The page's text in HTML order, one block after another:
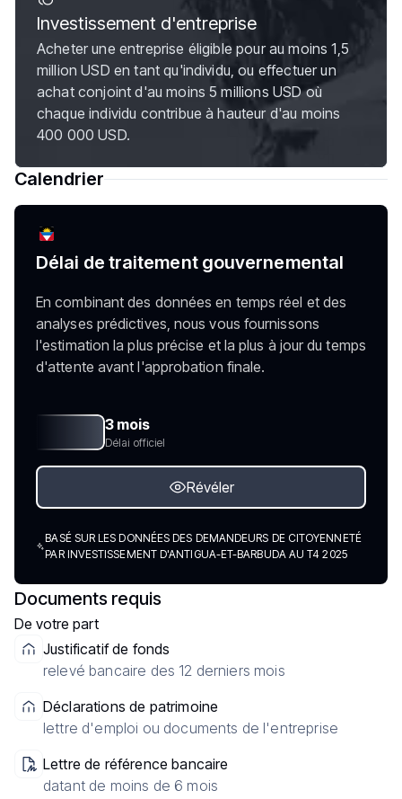
Investissement d'entreprise
Acheter une entreprise éligible pour au moins 1,5
million USD en tant qu'individu, ou effectuer un
achat conjoint d'au moins 5 millions USD où
chaque individu contribue à hauteur d'au moins
400 000 USD.
Calendrier
Délai de traitement gouvernemental
En combinant des données en temps réel et des
analyses prédictives, nous vous fournissons
l'estimation la plus précise et la plus à jour du temps
d'attente avant l'approbation finale.
3 mois
Délai officiel
Révéler
BASÉ SUR LES DONNÉES DES DEMANDEURS DE CITOYENNETÉ
PAR INVESTISSEMENT D'ANTIGUA-ET-BARBUDA AU T4 2025
Documents requis
De votre part
Justificatif de fonds
relevé bancaire des 12 derniers mois
Déclarations de patrimoine
lettre d'emploi ou documents de l'entreprise
Lettre de référence bancaire
datant de moins de 6 mois